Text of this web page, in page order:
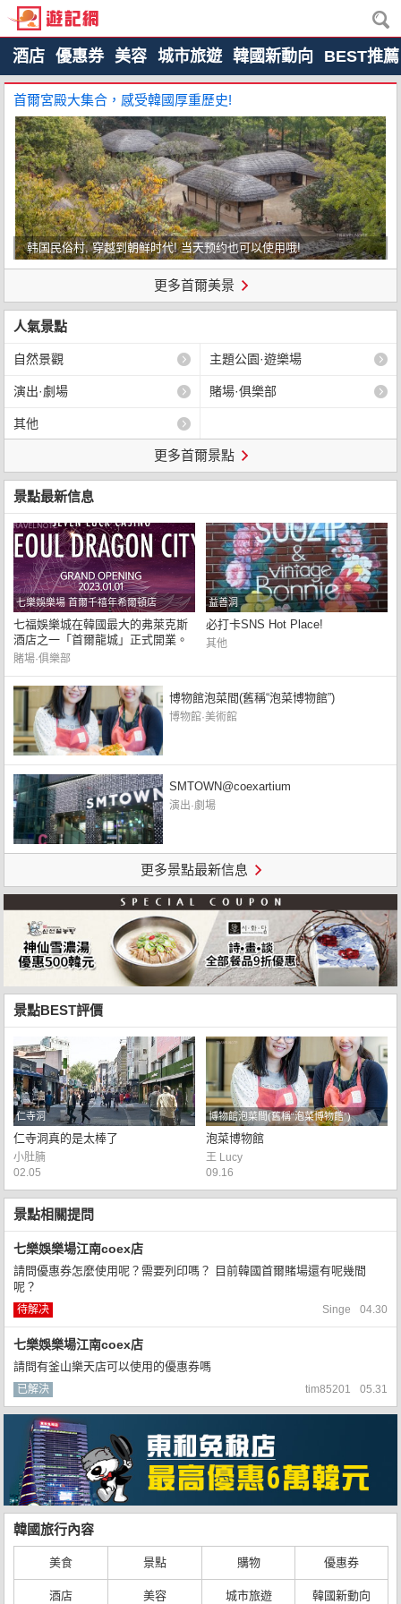
酒店 優惠券 美容 城市旅遊 韓國新動向 BEST推薦
首爾宮殿大集合，感受韓國厚重歷史!
韩国民俗村, 穿越到朝鲜时代! 当天预约也可以使用哦!
更多首爾美景
人氣景點
自然景觀 主題公園·遊樂場
演出·劇場 賭場·俱樂部
其他
更多首爾景點
景點最新信息
七樂娛樂場 首爾千禧年希爾頓店
七福娛樂城在韓國最大的弗萊克斯
酒店之一「首爾龍城」正式開業。
賭場·俱樂部
益善洞
必打卡SNS Hot Place!
其他
博物館泡菜間(舊稱“泡菜博物館”)
博物館·美術館
SMTOWN@coexartium
演出·劇場
更多景點最新信息
景點BEST評價
仁寺洞
仁寺洞真的是太棒了
小肚腩
02.05
博物館泡菜間(舊稱“泡菜博物館”)
泡菜博物館
王 Lucy
09.16
景點相關提問
七樂娛樂場江南coex店
請問優惠券怎麼使用呢？需要列印嗎？ 目前韓國首爾賭場還有呢幾間
呢？
待解决 04.30
Singe
七樂娛樂場江南coex店
請問有釜山樂天店可以使用的優惠券嗎
已解決 05.31
tim85201
韓國旅行內容
美食 景點 購物 優惠券
酒店 美容 城市旅遊 韓國新動向